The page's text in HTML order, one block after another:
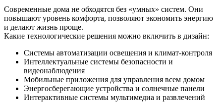
Современные дома не обходятся без «умных» систем. Они
повышают уровень комфорта, позволяют экономить энергию
и делают жизнь проще.
Какие технологические решения можно включить в дизайн:
Системы автоматизации освещения и климат-контроля
Интеллектуальные системы безопасности и
видеонаблюдения
Мобильные приложения для управления всем домом
Энергосберегающие устройства и солнечные панели
Интерактивные системы мультимедиа и развлечений